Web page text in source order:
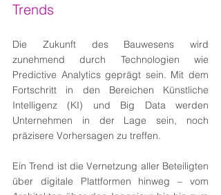
Trends
Die Zukunft des Bauwesens wird
zunehmend durch Technologien wie
Predictive Analytics geprägt sein. Mit dem
Fortschritt in den Bereichen Künstliche
Intelligenz (KI) und Big Data werden
Unternehmen in der Lage sein, noch
präzisere Vorhersagen zu treffen.
Ein Trend ist die Vernetzung aller Beteiligten
über digitale Plattformen hinweg – vom